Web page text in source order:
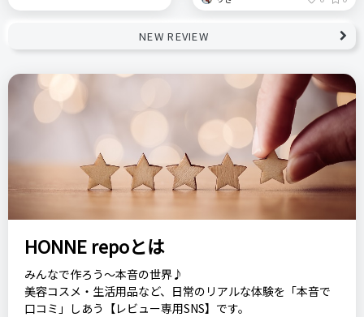
NEW REVIEW
HONNE repoとは
みんなで作ろう～本音の世界♪
美容コスメ・生活用品など、日常のリアルな体験を「本音で
口コミ」しあう【レビュー専用SNS】です。